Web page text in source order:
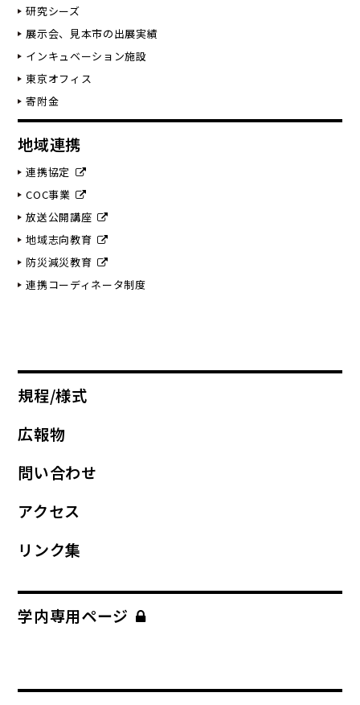
研究シーズ
展示会、見本市の出展実績
インキュベーション施設
東京オフィス
寄附金
地域連携
連携協定
COC事業
放送公開講座
地域志向教育
防災減災教育
連携コーディネータ制度
規程/様式
広報物
問い合わせ
アクセス
リンク集
学内専用ページ